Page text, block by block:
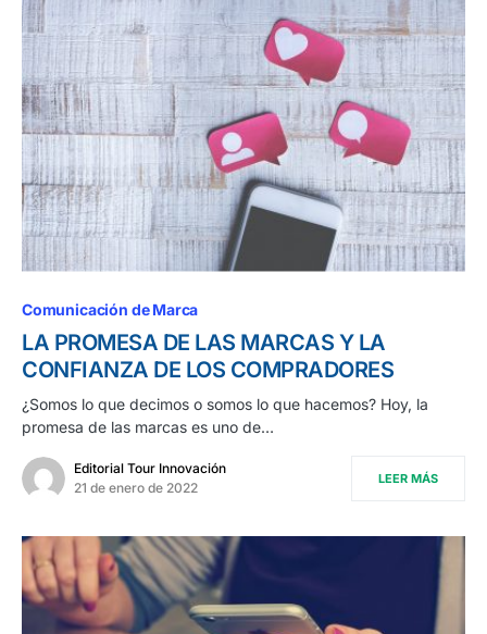
Comunicación de Marca
LA PROMESA DE LAS MARCAS Y LA
CONFIANZA DE LOS COMPRADORES
¿Somos lo que decimos o somos lo que hacemos? Hoy, la
promesa de las marcas es uno de…
Editorial Tour Innovación
21 de enero de 2022
LEER MÁS